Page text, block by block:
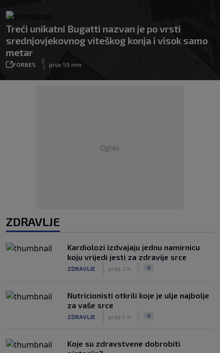
Treći unikatni Bugatti nazvan je po vrsti
srednjovjekovnog viteškog konja i visok samo
metar
FORBES
|
prije 59 min
Oglas
ZDRAVLJE
Kardiolozi izdvajaju jednu namirnicu
koju vrijedi jesti za zdravije srce
ZDRAVLJE prije 2 h 0
Nutricionisti otkrili koje je ulje najbolje
za vaše srce
ZDRAVLJE prije 5 h 0
Koje su zdravstvene dobrobiti